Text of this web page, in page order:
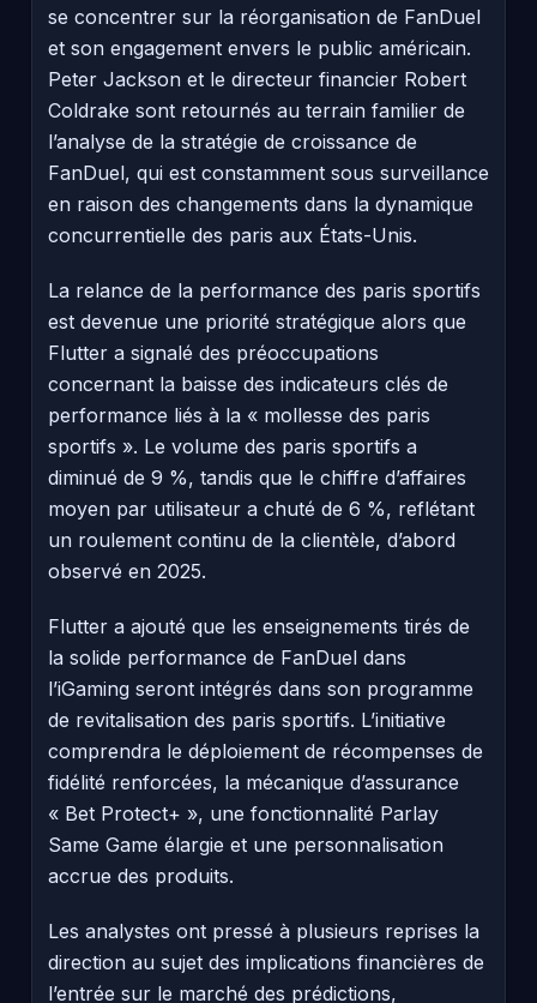
se concentrer sur la réorganisation de FanDuel
et son engagement envers le public américain.
Peter Jackson et le directeur financier Robert
Coldrake sont retournés au terrain familier de
l’analyse de la stratégie de croissance de
FanDuel, qui est constamment sous surveillance
en raison des changements dans la dynamique
concurrentielle des paris aux États-Unis.
La relance de la performance des paris sportifs
est devenue une priorité stratégique alors que
Flutter a signalé des préoccupations
concernant la baisse des indicateurs clés de
performance liés à la « mollesse des paris
sportifs ». Le volume des paris sportifs a
diminué de 9 %, tandis que le chiffre d’affaires
moyen par utilisateur a chuté de 6 %, reflétant
un roulement continu de la clientèle, d’abord
observé en 2025.
Flutter a ajouté que les enseignements tirés de
la solide performance de FanDuel dans
l’iGaming seront intégrés dans son programme
de revitalisation des paris sportifs. L’initiative
comprendra le déploiement de récompenses de
fidélité renforcées, la mécanique d’assurance
« Bet Protect+ », une fonctionnalité Parlay
Same Game élargie et une personnalisation
accrue des produits.
Les analystes ont pressé à plusieurs reprises la
direction au sujet des implications financières de
l’entrée sur le marché des prédictions,